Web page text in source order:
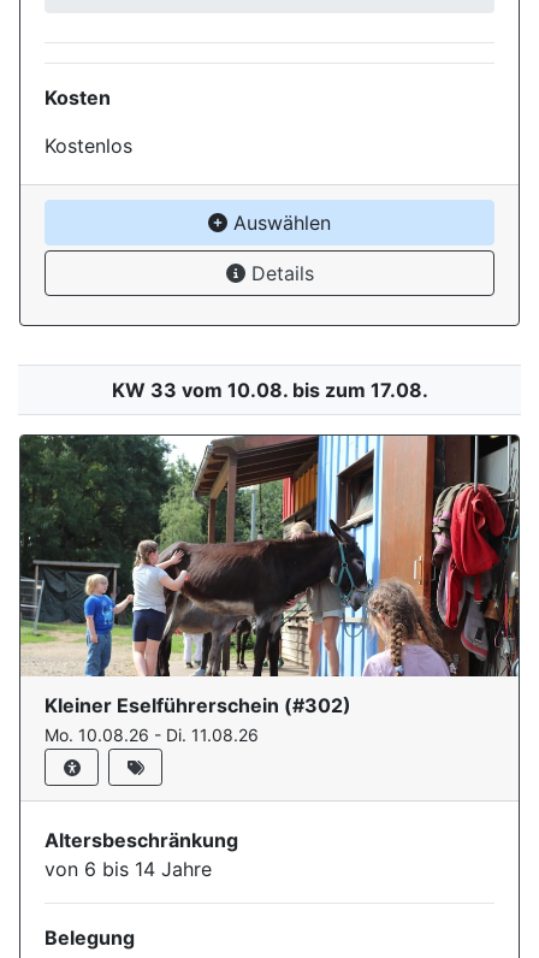
Kosten
Kostenlos
Auswählen
Details
KW 33 vom 10.08. bis zum 17.08.
Kleiner Eselführerschein (#302)
Mo. 10.08.26 - Di. 11.08.26
Altersbeschränkung
von 6 bis 14 Jahre
Belegung